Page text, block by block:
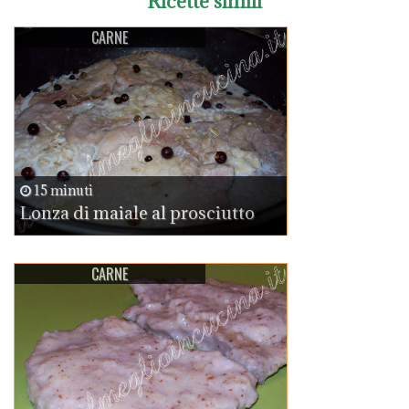
CARNE
15 minuti
Lonza di maiale al prosciutto
CARNE